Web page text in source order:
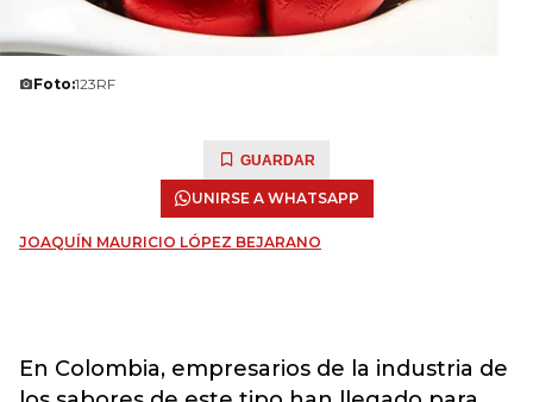
Foto:123RF
GUARDAR
UNIRSE A WHATSAPP
JOAQUÍN MAURICIO LÓPEZ BEJARANO
En Colombia, empresarios de la industria de